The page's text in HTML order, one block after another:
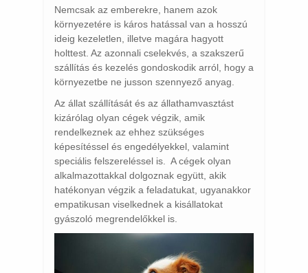
Nemcsak az emberekre, hanem azok
környezetére is káros hatással van a hosszú
ideig kezeletlen, illetve magára hagyott
holttest. Az azonnali cselekvés, a szakszerű
szállítás és kezelés gondoskodik arról, hogy a
környezetbe ne jusson szennyező anyag.
Az állat szállítását és az állathamvasztást
kizárólag olyan cégek végzik, amik
rendelkeznek az ehhez szükséges
képesítéssel és engedélyekkel, valamint
speciális felszereléssel is. A cégek olyan
alkalmazottakkal dolgoznak együtt, akik
hatékonyan végzik a feladatukat, ugyanakkor
empatikusan viselkednek a kisállatokat
gyászoló megrendelőkkel is.